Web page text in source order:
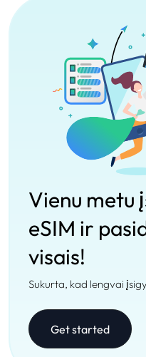
Vienu metu
eSIM ir
visais!
Sukurta, kad lengvai
Get started